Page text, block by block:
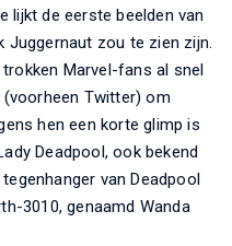
lijkt de eerste beelden van
Juggernaut zou te zien zijn.
Marvel-fans al snel
Twitter) om
hen een korte glimp is
Deadpool, ook bekend
van Deadpool
3010, genaamd Wanda